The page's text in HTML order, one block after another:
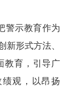
警示教育作为
新形式方法、
教育 ， 引导广
观，
以昂扬